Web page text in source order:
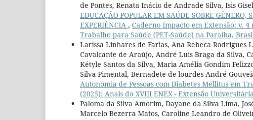
de Pontes, Renata Inácio de Andrade Silva, Isis
EDUCAÇÃO POPULAR EM SAÚDE SOBRE
EXPERIÊNCIA , Caderno Impacto em Extensão: v.
Trabalho para Saúde (PET-Saúde) na Paraíba,
Larissa Linhares de Farias, Ana Rebeca
Cavalcante de Araújo, André Luis Braga da Silva,
Kétyle Santos da Silva, Maria Amélia Gondim
Silva Pimental, Bernadete de lourdes André
Autonomia de Pessoas com Diabetes Mellitus em
(2025): Anais do XVIII ENEX - Extensão
Paloma da Silva Amorim, Dayane da Silva Lima,
Marcelo Bezerra Matos, Caroline Leandro de